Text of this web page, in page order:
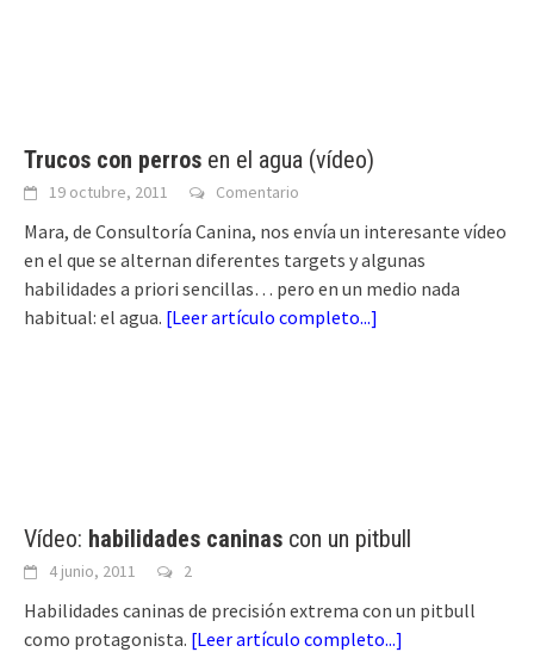
Trucos con perros en el agua (vídeo)
19 octubre, 2011 Comentario
Mara, de Consultoría Canina, nos envía un interesante vídeo
en el que se alternan diferentes targets y algunas
habilidades a priori sencillas… pero en un medio nada
habitual: el agua. [Leer artículo completo...]
Vídeo: habilidades caninas con un pitbull
4 junio, 2011 2
Habilidades caninas de precisión extrema con un pitbull
como protagonista. [Leer artículo completo...]